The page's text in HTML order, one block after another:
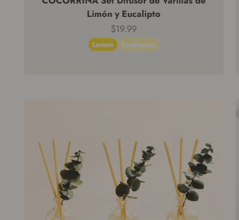
Limón y Eucalipto
Precio de venta
$19.99
Lemon Ecualyptus